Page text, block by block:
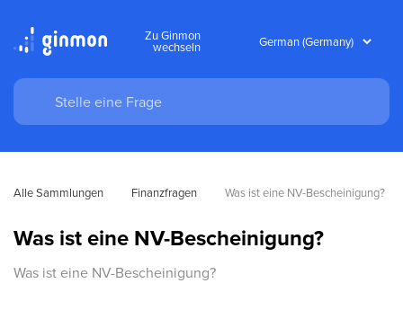
Zu Ginmon
wechseln
Alle Sammlungen Finanzfragen Was ist eine NV-Bescheinigung?
Was ist eine NV-Bescheinigung?
Was ist eine NV-Bescheinigung?